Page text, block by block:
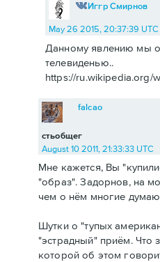
Иггр Смирнов
May 26 2015, 20:37:39 UTC
Данному явлению мы
телевиденью..
https://ru.wikipedia.org/
стьобщег
falcao
August 10 2011, 21:33:33 UTC
Мне кажется, Вы
"образ". Задорнов, на
чем о нём многие
Шутки о "тупых
"эстрадный" приём. Что
которой об этом